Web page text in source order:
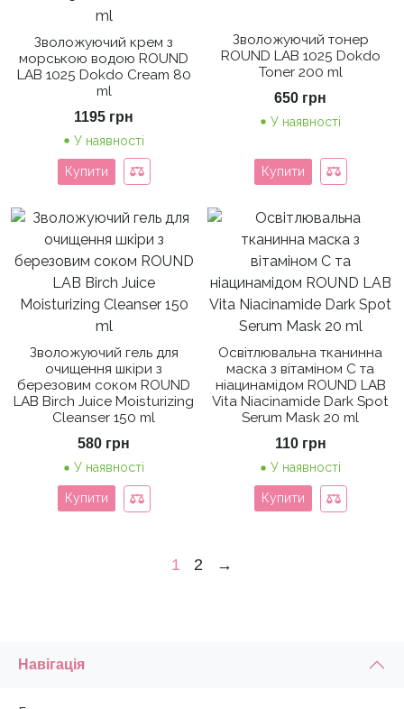
Зволожуючий крем з
морською водою ROUND
LAB 1025 Dokdo Cream 80
ml
1195 грн
У наявності
Купити
Зволожуючий тонер
ROUND LAB 1025 Dokdo
Toner 200 ml
650 грн
У наявності
Купити
Зволожуючий гель для
очищення шкіри з
березовим соком ROUND
LAB Birch Juice Moisturizing
Cleanser 150 ml
580 грн
У наявності
Купити
Освітлювальна тканинна
маска з вітаміном C та
ніацинамідом ROUND LAB
Vita Niacinamide Dark Spot
Serum Mask 20 ml
110 грн
У наявності
Купити
1 2 →
Навігація